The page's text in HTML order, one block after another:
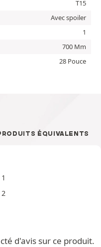
T15
Avec spoiler
1
700 Mm
28 Pouce
ÉQUIVALENTS
d'avis sur ce produit.